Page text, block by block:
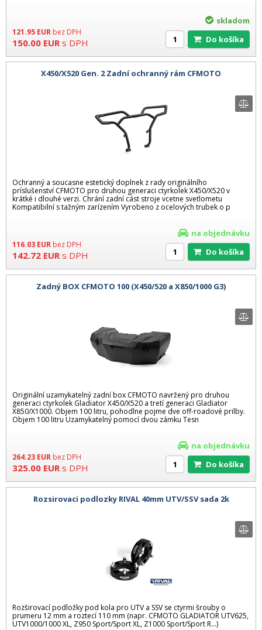
121.95 EUR bez DPH
150.00 EUR s DPH
skladom
Do košíka
X450/X520 Gen. 2 Zadní ochranný rám CFMOTO
Ochranný a soucasne estetický doplnek z rady originálního
príslušenství CFMOTO pro druhou generaci ctyrkolek X450/X520 v
krátké i dlouhé verzi. Chrání zadní cást stroje vcetne svetlometu
Kompatibilní s tažným zarízením Vyrobeno z ocelových trubek o p
116.03 EUR bez DPH
142.72 EUR s DPH
na objednávku
Do košíka
Zadný BOX CFMOTO 100 (X450/520 a X850/1000 G3)
Originální uzamykatelný zadní box CFMOTO navržený pro druhou
generaci ctyrkolek Gladiator X450/X520 a tretí generaci Gladiator
X850/X1000. Objem 100 litru, pohodlne pojme dve off-roadové prilby.
Objem 100 litru Uzamykatelný pomocí dvou zámku Tesn
264.23 EUR bez DPH
325.00 EUR s DPH
na objednávku
Do košíka
Rozsirovaci podlozky RIVAL 40mm UTV/SSV sada 2k
Rozširovací podložky pod kola pro UTV a SSV se ctyrmi šrouby o
prumeru 12 mm a roztecí 110 mm (napr. CFMOTO GLADIATOR UTV625,
UTV1000/1000 XL, Z950 Sport/Sport XL, Z1000 Sport/Sport R...)